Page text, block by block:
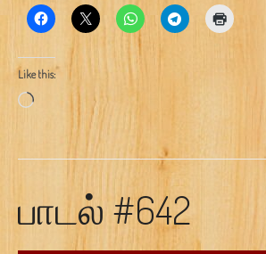
Like this:
Loading…
பாடல் #642